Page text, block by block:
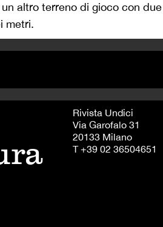
altro terreno di gioco con due
metri.
Rivista Undici
Via Garofalo 31
20133 Milano
T +39 02 36504651